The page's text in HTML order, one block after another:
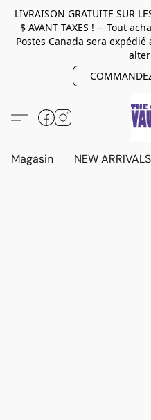
LIVRAISON GRATUITE SUR
$ AVANT TAXES ! -- Tout
Postes Canada sera
Magasin NEW